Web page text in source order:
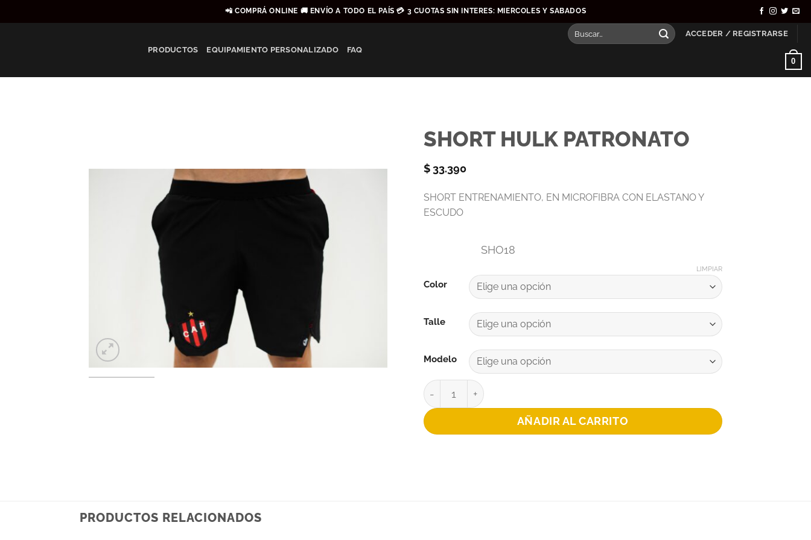
al
📲 COMPRÁ ONLINE 🚚 ENVÍO A TODO EL PAÍS 💳 3 CUOTAS SIN INTERES: MIERCOLES Y SABADOS
PRODUCTOS EQUIPAMIENTO PERSONALIZADO FAQ
Buscar
por:
ACCEDER / REGISTRARSE
0
SHORT HULK PATRONATO
$ 33.390
SHORT ENTRENAMIENTO, EN MICROFIBRA CON ELASTANO Y
ESCUDO
SHO18
Color
Talle
Modelo
LIMPIAR
SHORT HULK PATRONATO cantidad
AÑADIR AL CARRITO
PRODUCTOS RELACIONADOS